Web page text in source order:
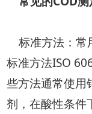
标准方法：常
标准方法ISO
些方法通常使用
剂，在酸性条件